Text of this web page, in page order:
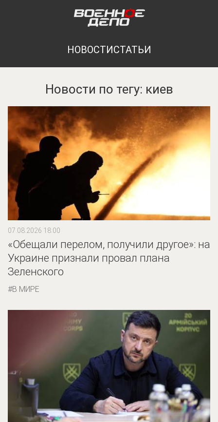
НОВОСТИСТАТЬИ
Новости по тегу: киев
07.08.2026 18:00
«Обещали перелом, получили другое»: на
Украине признали провал плана
Зеленского
В МИРЕ